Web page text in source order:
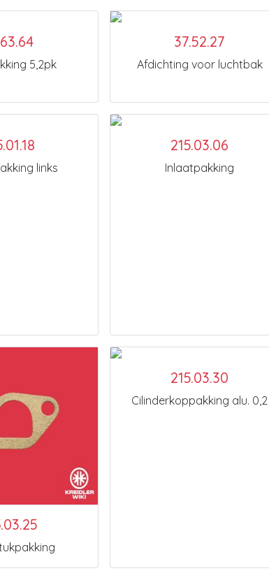
5,2pk
37.52.27
Afdichting voor luchtbak
links
215.03.06
Inlaatpakking
215.03.30
Cilinderkoppakking alu. 0,2